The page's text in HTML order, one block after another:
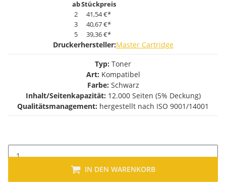
abStückpreis
2
41,54 €*
3
40,67 €*
5
39,36 €*
Druckerhersteller:Master Cartridge
Typ: Toner
Art: Kompatibel
Farbe: Schwarz
Inhalt/Seitenkapazität: 12.000 Seiten (5% Deckung)
Qualitätsmanagement: hergestellt nach ISO 9001/14001
IN DEN WARENKORB